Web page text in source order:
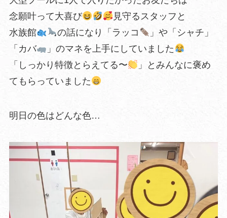
念願叶って大喜び
見守るスタッフと
水族館
の話になり「ラッコ
」や「シャチ」
「カバ
」のマネを上手にしていました
「しっかり特徴とらえてる〜
」とみんなに褒め
てもらっていました
明日の色はどんな色…